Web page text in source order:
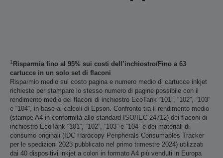
1 Risparmia fino al 95% sui costi dell’inchiostro/Fino a 63
cartucce in un solo set di flaconi
Risparmio medio sul costo pagina e numero medio di cartucce inkjet
richieste per stampare lo stesso numero di pagine possibile con il
rendimento medio dei flaconi di inchiostro EcoTank “101”, “102”, “103”
e “104”, in base ai calcoli di Epson. Confronto tra il rendimento medio
(stampe A4 in conformità allo standard ISO/IEC 24712) dei flaconi di
inchiostro EcoTank “101”, “102”, “103” e “104” e dei materiali di
consumo originali (IDC Hardcopy Peripherals Consumables Tracker
per le spedizioni 2023 pubblicato nel primo trimestre 2024) utilizzati
dai 40 dispositivi inkjet a colori in formato A4 più venduti in Europa